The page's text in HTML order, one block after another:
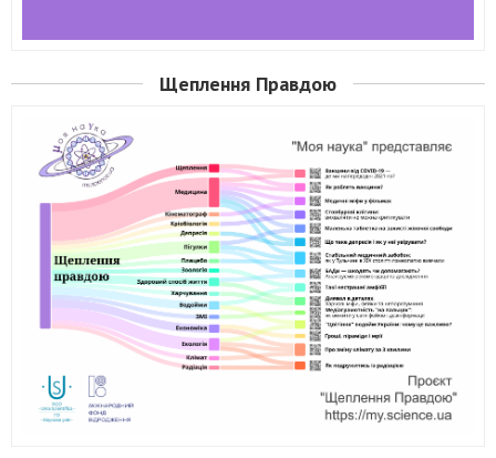
Щеплення Правдою